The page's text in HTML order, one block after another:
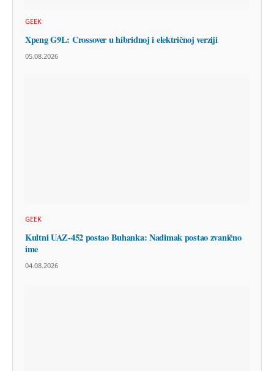
GEEK
Xpeng G9L: Crossover u hibridnoj i električnoj verziji
05.08.2026
GEEK
Kultni UAZ-452 postao Buhanka: Nadimak postao zvanično
ime
04.08.2026